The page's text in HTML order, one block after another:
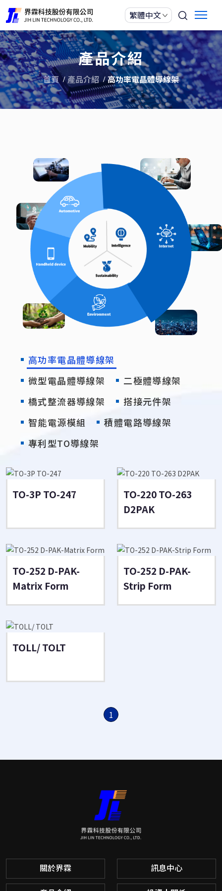
產品介紹
首頁 產品介紹 高功率電晶體導線架
高功率電晶體導線架
微型電晶體導線架
二極體導線架
橋式整流器導線架
搭接元件架
智能電源模組
積體電路導線架
專利型TO導線架
TO-3P TO-247
TO-220 TO-263
D2PAK
TO-252 D-PAK-
Matrix Form
TO-252 D-PAK-
Strip Form
TOLL/ TOLT
1
關於界霖 訊息中心